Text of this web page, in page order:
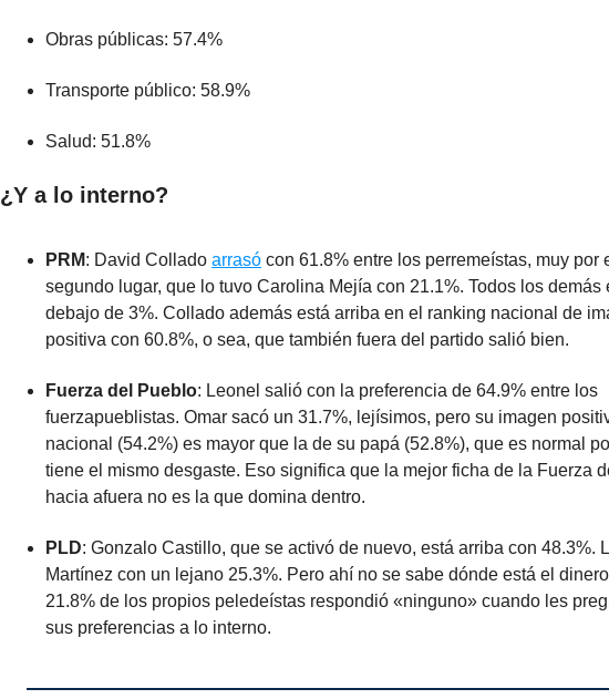
Obras públicas: 57.4%
Transporte público: 58.9%
Salud: 51.8%
¿Y a lo interno?
PRM: David Collado arrasó con 61.8% entre los perremeístas, muy por
segundo lugar, que lo tuvo Carolina Mejía con 21.1%. Todos los demás
debajo de 3%. Collado además está arriba en el ranking nacional de
positiva con 60.8%, o sea, que también fuera del partido salió bien.
Fuerza del Pueblo: Leonel salió con la preferencia de 64.9% entre los
fuerzapueblistas. Omar sacó un 31.7%, lejísimos, pero su imagen
nacional (54.2%) es mayor que la de su papá (52.8%), que es normal
tiene el mismo desgaste. Eso significa que la mejor ficha de la Fuerza
hacia afuera no es la que domina dentro.
PLD: Gonzalo Castillo, que se activó de nuevo, está arriba con 48.3%.
Martínez con un lejano 25.3%. Pero ahí no se sabe dónde está el
21.8% de los propios peledeístas respondió «ninguno» cuando les
sus preferencias a lo interno.